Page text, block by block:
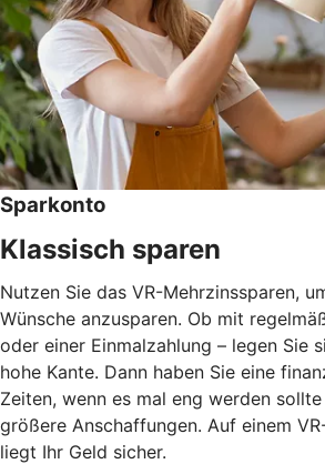
Sparkonto
Klassisch sparen
Nutzen Sie das VR-Mehrzinssparen,
Wünsche anzusparen. Ob mit
oder einer Einmalzahlung – legen Sie
hohe Kante. Dann haben Sie eine
Zeiten, wenn es mal eng werden
größere Anschaffungen. Auf einem
liegt Ihr Geld sicher.